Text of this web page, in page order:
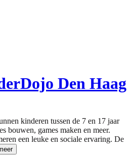
Den Haag
kinderen tussen de 7 en 17 jaar
bouwen, games maken en meer.
een leuke en sociale ervaring. De